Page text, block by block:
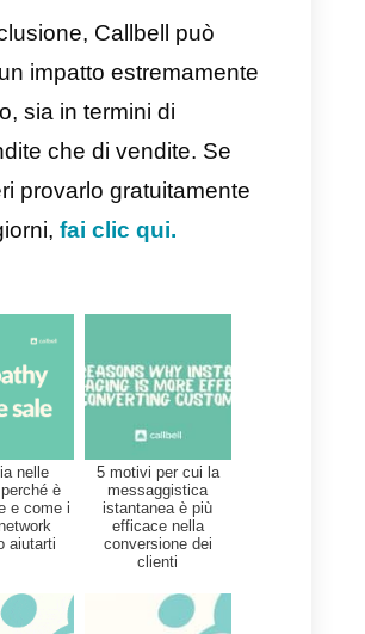
conoscenze tecniche e
per sottolineare come il
puòmigliorare i
e aiutare il cliente a
perfettamente ciò
principalmente
quest’ultimo può avere
impatto positivo sull’azienda.
di vendita invece, punta
sulle emozioni, sulla voglia
il cliente ha di acquistare